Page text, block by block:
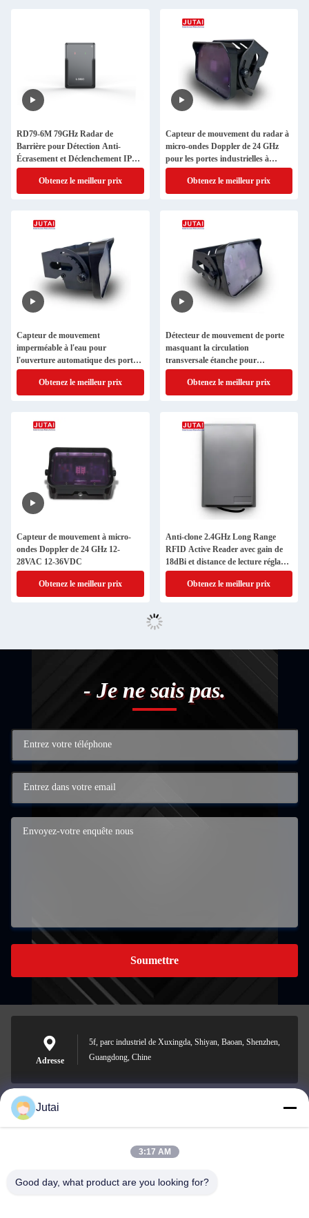
RD79-6M 79GHz Radar de
Barrière pour Détection Anti-
Écrasement et Déclenchement IP66
Bluetooth RS485
Obtenez le meilleur prix
Capteur de mouvement du radar à
micro-ondes Doppler de 24 GHz
pour les portes industrielles à
grande vitesse
Obtenez le meilleur prix
Capteur de mouvement
imperméable à l'eau pour
l'ouverture automatique des portes
industrielles, masquage du trafic
Obtenez le meilleur prix
Détecteur de mouvement de porte
masquant la circulation
transversale étanche pour
l'ouverture de portes industrielles
Obtenez le meilleur prix
Capteur de mouvement à micro-
ondes Doppler de 24 GHz 12-
28VAC 12-36VDC
Obtenez le meilleur prix
Anti-clone 2.4GHz Long Range
RFID Active Reader avec gain de
18dBi et distance de lecture réglable
alimenté par 32 bits ARM Cortex-
Obtenez le meilleur prix
- Je ne sais pas.
Soumettre
Adresse
5f, parc industriel de Xuxingda, Shiyan, Baoan, Shenzhen,
Guangdong, Chine
jutaisales18@gmail.com
Jutai
3:17 AM
Good day, what product are you looking for?